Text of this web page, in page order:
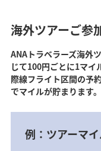
海外ツアーご参
ANAトラベラーズ海外
じて100円ごとに1マイ
際線フライト区間の予
でマイルが貯まります。
例：ツアーマ